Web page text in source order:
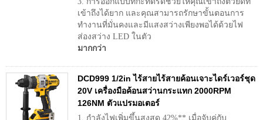
เข้าถึงได้ยาก และคุณสามารถรักษาขั้นตอนการ
ทำงานที่มั่นคงและมีแสงสว่างเพียงพอได้ด้วยไฟ
ส่องสว่าง LED ในตัว
มากกว่า
DCD999 1/2in ไร้สายไร้สายค้อนเจาะไดร์เวอร์ชุด
20V เครื่องมือค้อนสว่านกระแทก 2000RPM
126NM ตัวแปรมอเตอร์
1. กำลังไฟเพิ่มขึ้นสูงสุด 42%** เมื่อจับคู่กับ